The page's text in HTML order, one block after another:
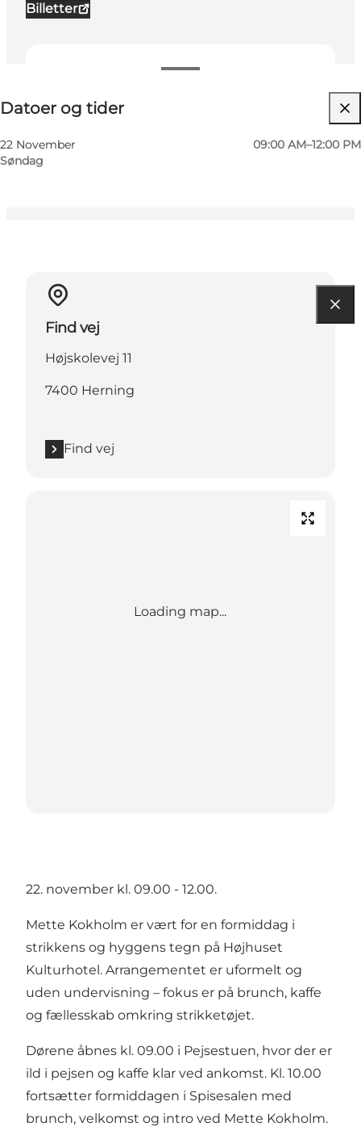
Billetter
Datoer og tider
22 November
Søndag
09:00 AM–12:00 PM
Besøg hjemmeside
Mig selv, Venner, Min partner, Børn
Find vej
Højskolevej 11
7400 Herning
Find vej
Loading map...
22. november kl. 09.00 - 12.00.
Mette Kokholm er vært for en formiddag i
strikkens og hyggens tegn på Højhuset
Kulturhotel. Arrangementet er uformelt og
uden undervisning – fokus er på brunch, kaffe
og fællesskab omkring strikketøjet.
Dørene åbnes kl. 09.00 i Pejsestuen, hvor der er
ild i pejsen og kaffe klar ved ankomst. Kl. 10.00
fortsætter formiddagen i Spisesalen med
brunch, velkomst og intro ved Mette Kokholm.